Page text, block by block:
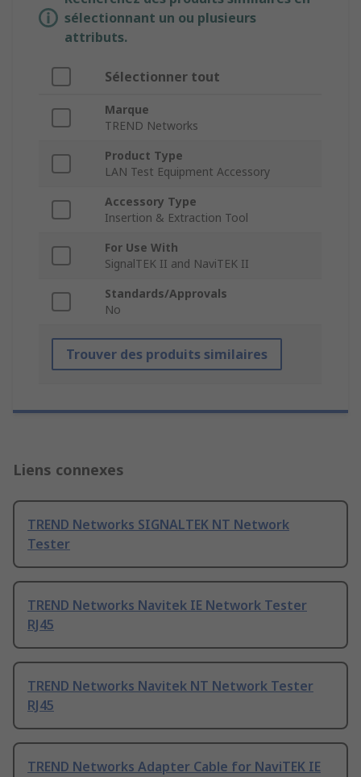
sélectionnant un ou plusieurs
attributs.
Sélectionner tout
Marque
TREND Networks
Product Type
LAN Test Equipment Accessory
Accessory Type
Insertion & Extraction Tool
For Use With
SignalTEK II and NaviTEK II
Standards/Approvals
No
Trouver des produits similaires
Liens connexes
TREND Networks SIGNALTEK NT Network
Tester
TREND Networks Navitek IE Network Tester
RJ45
TREND Networks Navitek NT Network Tester
RJ45
TREND Networks Adapter Cable for NaviTEK IE